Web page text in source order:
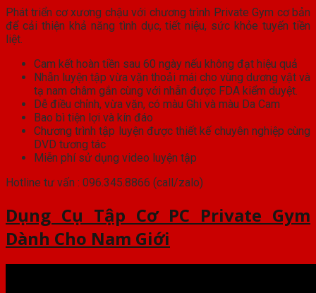
Phát triển cơ xương chậu với chương trình Private Gym cơ bản
để cải thiện khả năng tình dục, tiết niệu, sức khỏe tuyến tiền
liệt.
Cam kết hoàn tiền sau 60 ngày nếu không đạt hiệu quả
Nhẫn luyện tập vừa vặn thoải mái cho vùng dương vật và
tạ nam châm gắn cùng với nhẫn được FDA kiểm duyệt.
Dễ điều chỉnh, vừa vặn, có màu Ghi và màu Da Cam
Bao bì tiện lợi và kín đáo
Chương trình tập luyện được thiết kế chuyên nghiệp cùng
DVD tương tác
Miễn phí sử dụng video luyện tập
Hotline tư vấn : 096.345.8866 (call/zalo)
Dụng Cụ Tập Cơ PC Private Gym
Dành Cho Nam Giới